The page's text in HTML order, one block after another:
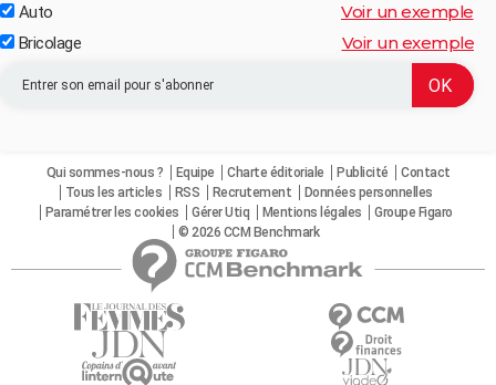
Auto Voir un exemple
Bricolage Voir un exemple
Qui sommes-nous ? Equipe Charte éditoriale Publicité
Contact
Tous les articles
RSS Recrutement
Données personnelles
Paramétrer les cookies
Gérer Utiq Mentions légales
Groupe Figaro
© 2026 CCM Benchmark